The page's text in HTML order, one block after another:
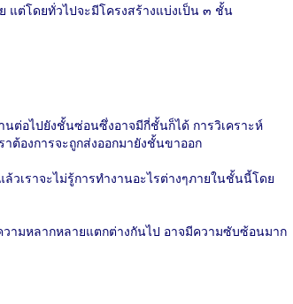
แต่โดยทั่วไปจะมีโครงสร้างแบ่งเป็น ๓ ชั้น
นต่อไปยังชั้นซ่อนซึ่งอาจมีกี่ชั้นก็ได้ การวิเคราะห์
ต้องการจะถูกส่งออกมายังชั้นขาออก
เราจะไม่รู้การทำงานอะไรต่างๆภายในชั้นนี้โดย
มหลากหลายแตกต่างกันไป อาจมีความซับซ้อนมาก